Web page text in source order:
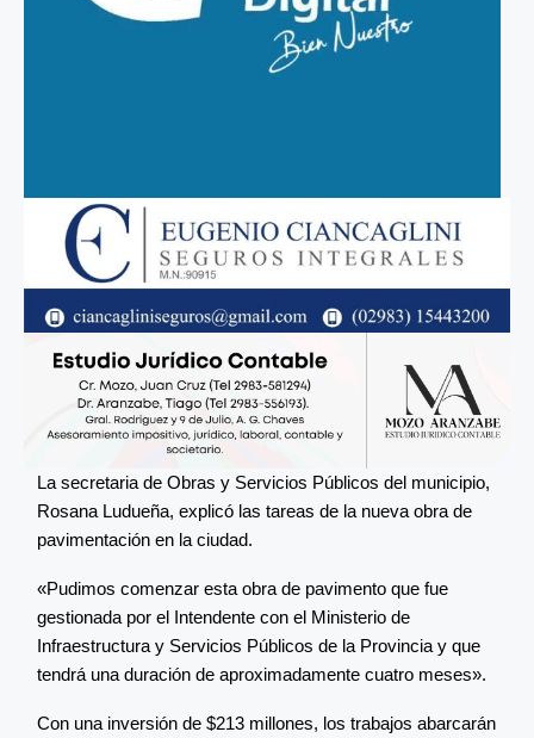
La secretaria de Obras y Servicios Públicos del municipio,
Rosana Ludueña, explicó las tareas de la nueva obra de
pavimentación en la ciudad.
«Pudimos comenzar esta obra de pavimento que fue
gestionada por el Intendente con el Ministerio de
Infraestructura y Servicios Públicos de la Provincia y que
tendrá una duración de aproximadamente cuatro meses».
Con una inversión de $213 millones, los trabajos abarcarán